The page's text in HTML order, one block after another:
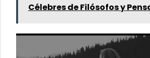
Célebres de Filósofos y